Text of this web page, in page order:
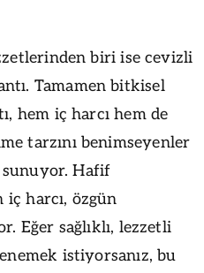
biri ise cevizli
Tamamen bitkisel
hem iç harcı hem de
tarzını benimseyenler
Hafif
iç harcı, özgün
Eğer sağlıklı, lezzetli
istiyorsanız, bu